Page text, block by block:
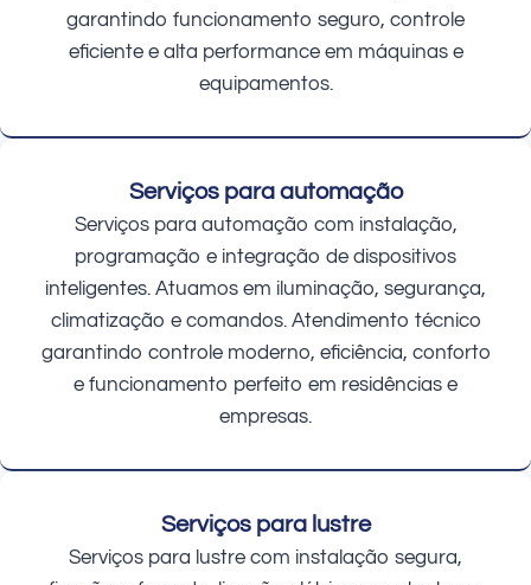
garantindo funcionamento seguro, controle
eficiente e alta performance em máquinas e
equipamentos.
Serviços para automação
Serviços para automação com instalação,
programação e integração de dispositivos
inteligentes. Atuamos em iluminação, segurança,
climatização e comandos. Atendimento técnico
garantindo controle moderno, eficiência, conforto
e funcionamento perfeito em residências e
empresas.
Serviços para lustre
Serviços para lustre com instalação segura,